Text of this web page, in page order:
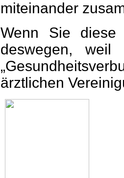
miteinander
Wenn Sie diese
deswegen,
ärztlichen